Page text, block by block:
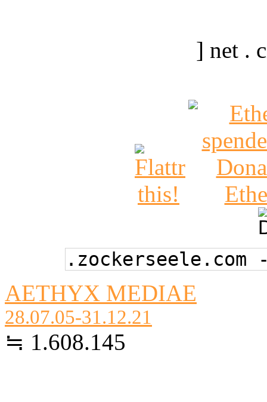
] net .
AETHYX MEDIAE
28.07.05-31.12.21
≒ 1.608.145